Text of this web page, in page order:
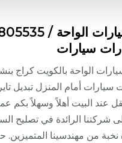
سيارات
الواحة بالكويت كراج
أمام المنزل تبديل
عند البيت أهلاً وسهلاً بكم
شركتنا الرائدة في تصليح
نخبة من مهندسينا